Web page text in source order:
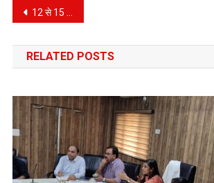
Post
navigation
12 से 15 दिसम्बर को उत्तराखण्ड में आयोजित होगी 10वीं वर्ल्ड आयुर्वेद कांग्रेस एण्ड अरोग्य एक्सपो।
RELATED POSTS